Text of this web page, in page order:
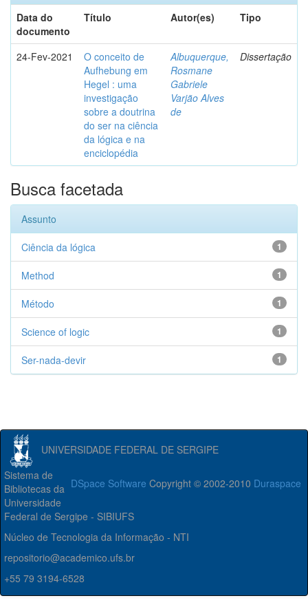
Data do
documento
Título Autor(es) Tipo
24-Fev-2021
O conceito de
Aufhebung em
Hegel : uma
investigação
sobre a doutrina
do ser na ciência
da lógica e na
enciclopédia
Albuquerque,
Rosmane
Gabriele
Varjão Alves
de
Dissertação
Busca facetada
Assunto
1
Ciência da lógica
1
Method
1
Método
1
Science of logic
1
Ser-nada-devir
UNIVERSIDADE FEDERAL DE SERGIPE
DSpace Software Copyright © 2002-2010 Duraspace
Sistema de
Bibliotecas da
Universidade
Federal de Sergipe - SIBIUFS
Núcleo de Tecnologia da Informação - NTI
repositorio@academico.ufs.br
+55 79 3194-6528